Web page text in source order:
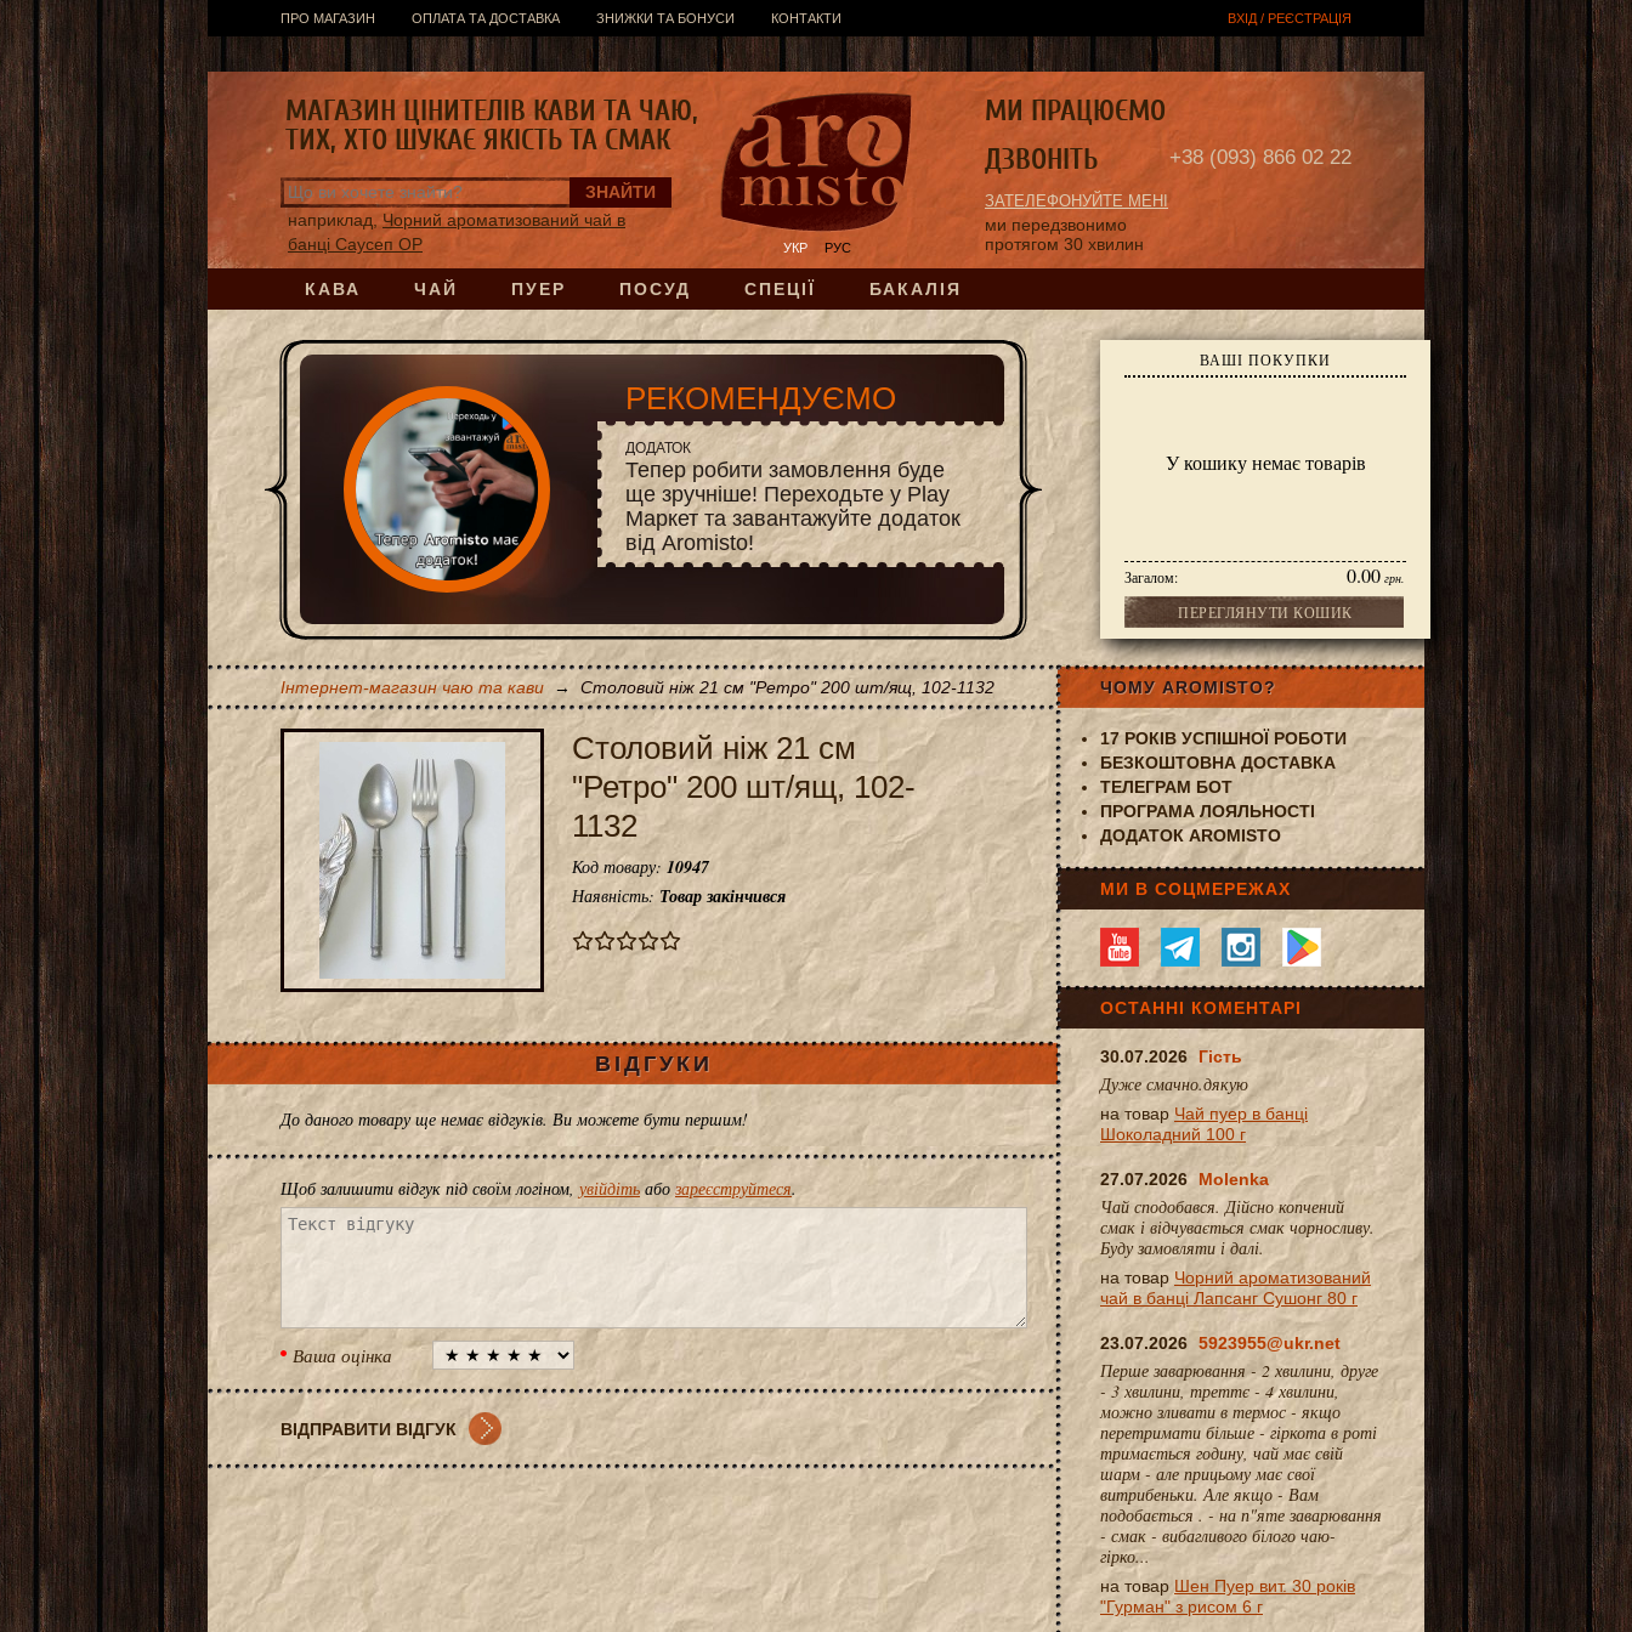
ПРО МАГАЗИН ОПЛАТА ТА ДОСТАВКА ЗНИЖКИ ТА БОНУСИ КОНТАКТИ ВХІД / РЕЄСТРАЦІЯ
КАВА ЧАЙ ПУЕР ПОСУД СПЕЦІЇ БАКАЛІЯ
УКР РУС
наприклад, Чорний ароматизований чай в
банці Саусеп ОР
ВАШІ ПОКУПКИ
У кошику немає товарів
Загалом: 0.00 грн.
ПЕРЕГЛЯНУТИ КОШИК
+38 (093) 866 02 22
ЗАТЕЛЕФОНУЙТЕ МЕНІ
ми передзвонимо
протягом 30 хвилин
МАГАЗИН ЦІНИТЕЛІВ КАВИ ТА ЧАЮ,
ТИХ, ХТО ШУКАЄ ЯКІСТЬ ТА СМАК
МИ ПРАЦЮЄМО
ДЗВОНІТЬ
РЕКОМЕНДУЄМО
ДОДАТОК
Тепер робити замовлення буде
ще зручніше! Переходьте у Play
Маркет та завантажуйте додаток
від Aromisto!
Інтернет-магазин чаю та кави → Столовий ніж 21 см "Ретро" 200 шт/ящ, 102-1132
Столовий ніж 21 см
"Ретро" 200 шт/ящ, 102-
1132
Код товару: 10947
Наявність:Товар закінчився
ВІДГУКИ
До даного товару ще немає відгуків. Ви можете бути першим!
Щоб залишити відгук під своїм логіном, увійдітьабозареєструйтеся.
Ваша оцінка
ЧОМУ AROMISTO?
17 РОКІВ УСПІШНОЇ РОБОТИ
БЕЗКОШТОВНА ДОСТАВКА
ТЕЛЕГРАМ БОТ
ПРОГРАМА ЛОЯЛЬНОСТІ
ДОДАТОК AROMISTO
МИ В СОЦМЕРЕЖАХ
ОСТАННІ КОМЕНТАРІ
30.07.2026 Гість
Дуже смачно.дякую
на товар Чай пуер в банці
Шоколадний 100 г
27.07.2026 Molenka
Чай сподобався. Дійсно копчений
смак і відчувається смак чорносливу.
Буду замовляти і далі.
на товар Чорний ароматизований
чай в банці Лапсанг Сушонг 80 г
23.07.2026 5923955@ukr.net
Перше заварювання - 2 хвилини, друге
- 3 хвилини, треттє - 4 хвилини,
можно зливати в термос - якщо
перетримати більше - гіркота в роті
тримається годину, чай має свій
шарм - але прицьому має свої
витрибеньки. Але якщо - Вам
подобається . - на п"яте заварювання
- смак - вибагливого білого чаю-
гірко...
на товар Шен Пуер вит. 30 років
"Гурман" з рисом 6 г